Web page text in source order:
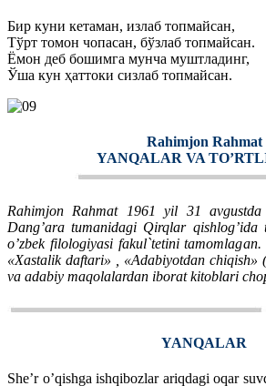
Бир куни кетаман, излаб топмайсан,
Тўрт томон чопасан, бўзлаб топмайсан.
Ёмон деб бошимга мунча муштладинг,
Ўша кун ҳаттоки сизлаб топмайсан.
Rahimjon Rahmat
YANQALAR VA
Rahimjon Rahmat 1961 yil 31 avgustda
Dang’ara tumanidagi Qirqlar qishlog’ida
o’zbek filologiyasi fakul`tetini
«Xastalik daftari» , «Adabiyotdan chiqish»
va adabiy maqolalardan iborat kitoblari
YANQALAR
She’r o’qishga ishqibozlar ariqdagi oqar